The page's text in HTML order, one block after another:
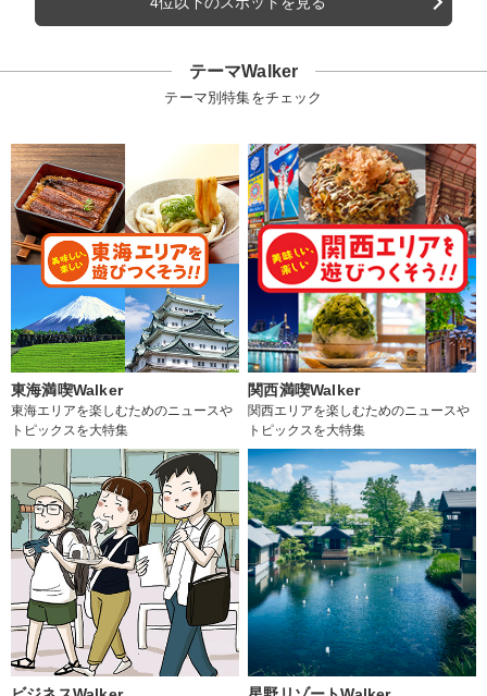
テーマWalker
テーマ別特集をチェック
東海満喫Walker
東海エリアを楽しむためのニュースや
トピックスを大特集
関西満喫Walker
関西エリアを楽しむためのニュースや
トピックスを大特集